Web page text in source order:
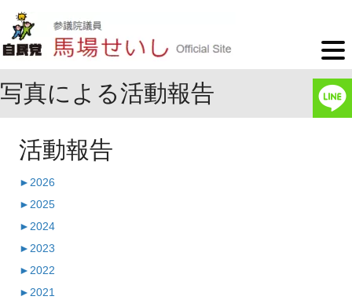
写真による活動報告
活動報告
► 2026
► 2025
► 2024
► 2023
► 2022
► 2021